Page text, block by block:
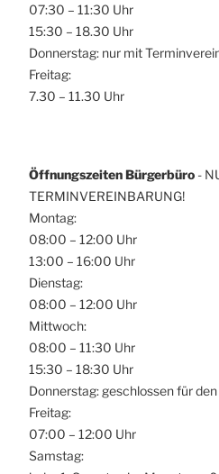
07:30 – 11:30 Uhr
15:30 – 18.30 Uhr
Donnerstag: nur mit
Freitag:
7.30 – 11.30 Uhr
Öffnungszeiten Bürgerbüro -
TERMINVEREINBARUNG!
Montag:
08:00 – 12:00 Uhr
13:00 – 16:00 Uhr
Dienstag:
08:00 – 12:00 Uhr
Mittwoch:
08:00 – 11:30 Uhr
15:30 – 18:30 Uhr
Donnerstag: geschlossen für
Freitag:
07:00 – 12:00 Uhr
Samstag: